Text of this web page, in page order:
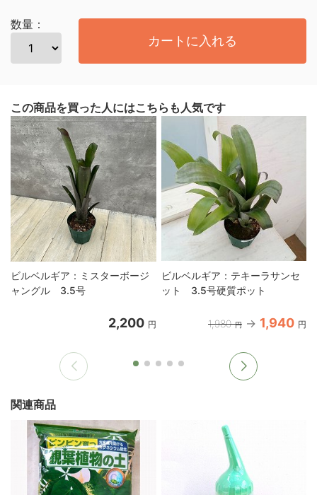
数量：
カートに入れる
この商品を買った人にはこちらも人気です
ビルベルギア：ミスターボージ
ャングル 3.5号
2,200 円
ビルベルギア：テキーラサンセ
ット 3.5号硬質ポット
1,980 円 1,940 円
関連商品